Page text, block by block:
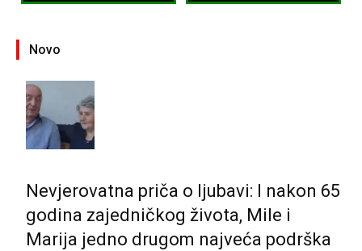
Novo
Nevjerovatna priča o ljubavi: I nakon 65
godina zajedničkog života, Mile i
Marija jedno drugom najveća podrška